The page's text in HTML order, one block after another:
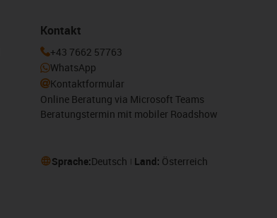
Kontakt
+43 7662 57763
WhatsApp
Kontaktformular
Online Beratung via Microsoft Teams
Beratungstermin mit mobiler Roadshow
Sprache:Deutsch Land: Österreich